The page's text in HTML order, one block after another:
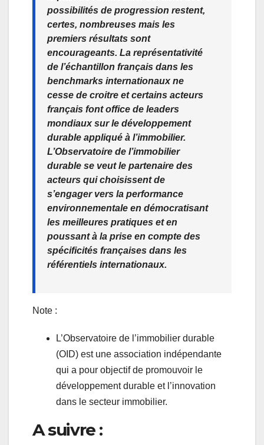
possibilités de progression restent,
certes, nombreuses mais les
premiers résultats sont
encourageants. La représentativité
de l’échantillon français dans les
benchmarks internationaux ne
cesse de croitre et certains acteurs
français font office de leaders
mondiaux sur le développement
durable appliqué à l’immobilier.
L’Observatoire de l’immobilier
durable se veut le partenaire des
acteurs qui choisissent de
s’engager vers la performance
environnementale en démocratisant
les meilleures pratiques et en
poussant à la prise en compte des
spécificités françaises dans les
référentiels internationaux.
Note :
L’Observatoire de l’immobilier durable
(OID) est une association indépendante
qui a pour objectif de promouvoir le
développement durable et l’innovation
dans le secteur immobilier.
A suivre :